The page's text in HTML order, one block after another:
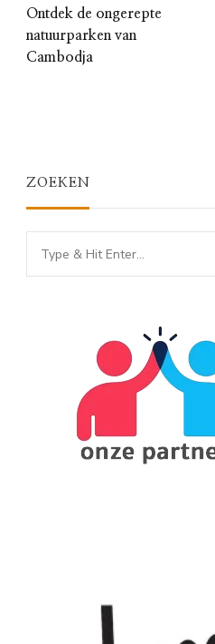
Ontdek de ongerepte
natuurparken van
Cambodja
ZOEKEN
Looking
for